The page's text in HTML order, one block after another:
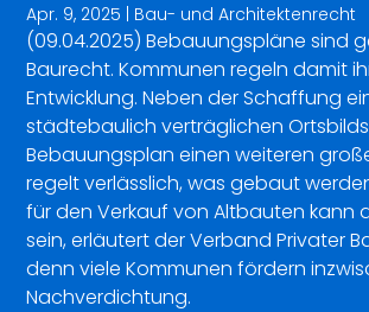
Apr. 9, 2025 | Bau- und Architektenrecht
(09.04.2025) Bebauungspläne sind
Baurecht. Kommunen regeln damit
Entwicklung. Neben der Schaffung
städtebaulich verträglichen
Bebauungsplan einen weiteren
regelt verlässlich, was gebaut
für den Verkauf von Altbauten kann
sein, erläutert der Verband Privater
denn viele Kommunen fördern
Nachverdichtung.